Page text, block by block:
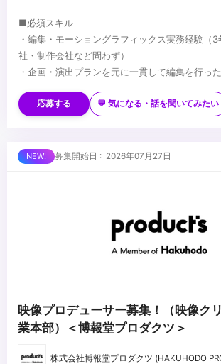
■必須スキル
・編集・モーショングラフィックス実務経験（
社・制作会社など問わず）
・企画・演出プランを元に一貫して編集を行っ
ラフィックス制作)
・Adobe Ps、Aiでの業務経験（3年以上。グラ
・映像の演出設計およびコンテ/絵コンテの作成
の制作完結力を求めています
応募する 💬 気になる・話を聞いてみたい
募集開始日 : 2026年07月27日
映像プロデューサー募集！（映像ク
業本部）＜博報堂プロダクツ＞
株式会社博報堂プロダクツ (HAKUHODO